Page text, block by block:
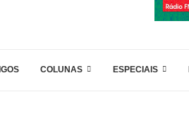
COLUNAS ESPECIAIS